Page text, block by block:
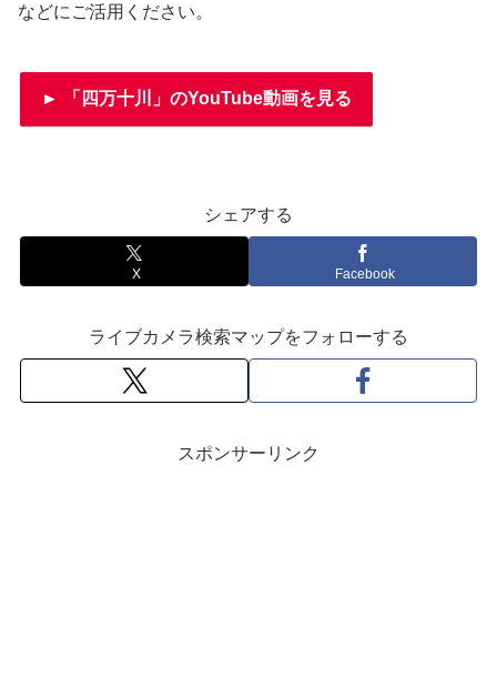
などにご活用ください。
► 「四万十川」のYouTube動画を見る
シェアする
X Facebook
ライブカメラ検索マップをフォローする
スポンサーリンク